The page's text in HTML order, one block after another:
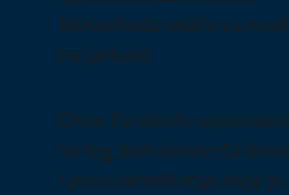
Motorheda okače za
na jarbole.
Osim čarobnih
sa tog sam koncerta
i pres-akreditaciju koju je